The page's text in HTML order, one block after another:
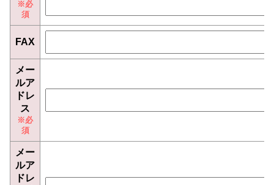
FAX
メー
ルア
ドレ
ス
メー
ルア
ドレ